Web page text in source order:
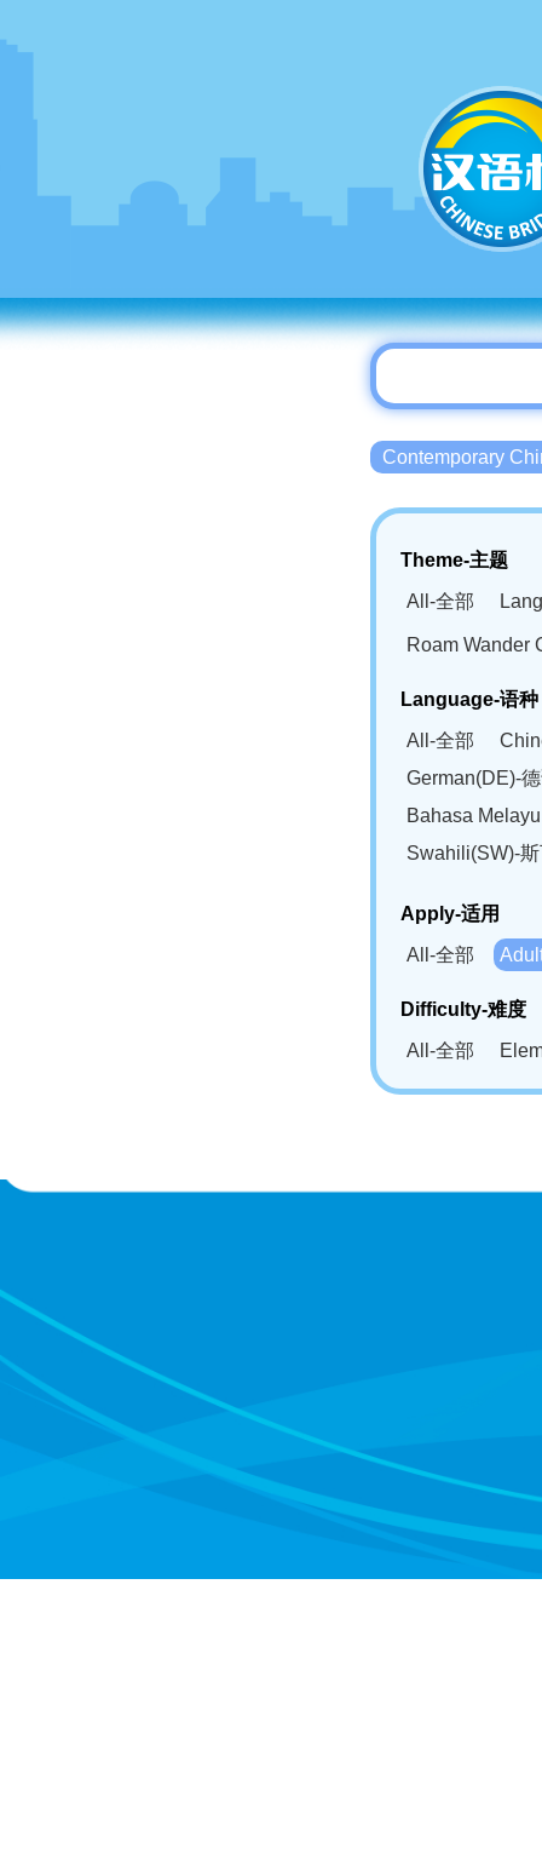
Contemporary
Theme-主题
All-全部
Roam Wander
Language-语种
All-全部
German(DE)-
Bahasa
Swahili(SW)-
Apply-适用
All-全部
Difficulty-难度
All-全部